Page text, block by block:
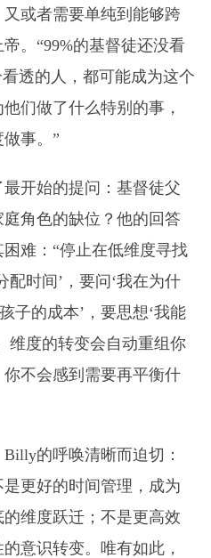
或者需要单纯到能够跨
。“99%的基督徒还没看
透的人，都可能成为这个
们做了什么特别的事，
事。”
开始的提问：基督徒父
角色的缺位？他的回答
难：“停止在低维度寻找
配时间’，要问‘我在为什
子的成本’，要思想‘我能
维度的转变会自动重组你
不会感到需要再平衡什
的呼唤清晰而迫切：
更好的时间管理，成为
维度跃迁；不是更高效
意识转变。唯有如此，